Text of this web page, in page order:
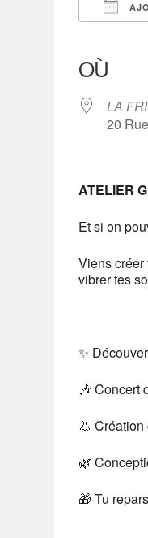
OÙ
LA
20
ATELIER
Et si on
Viens créer
vibrer tes
✨
🎶 Concert
👃 Création
🌿
🎁 Tu